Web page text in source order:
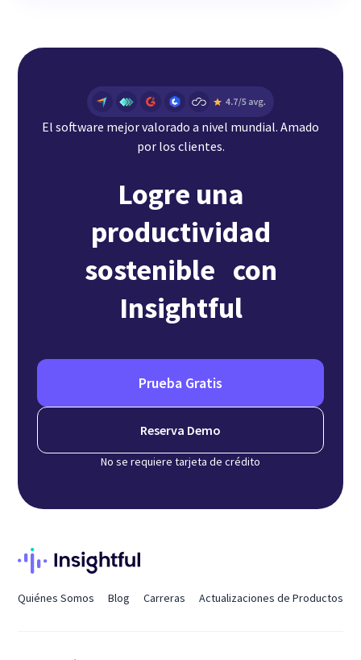
El software mejor valorado a nivel mundial. Amado
por los clientes.
Logre una
productividad
sostenible con
Insightful
Prueba Gratis
Reserva Demo
No se requiere tarjeta de crédito
Quiénes Somos Blog Carreras Actualizaciones de Productos